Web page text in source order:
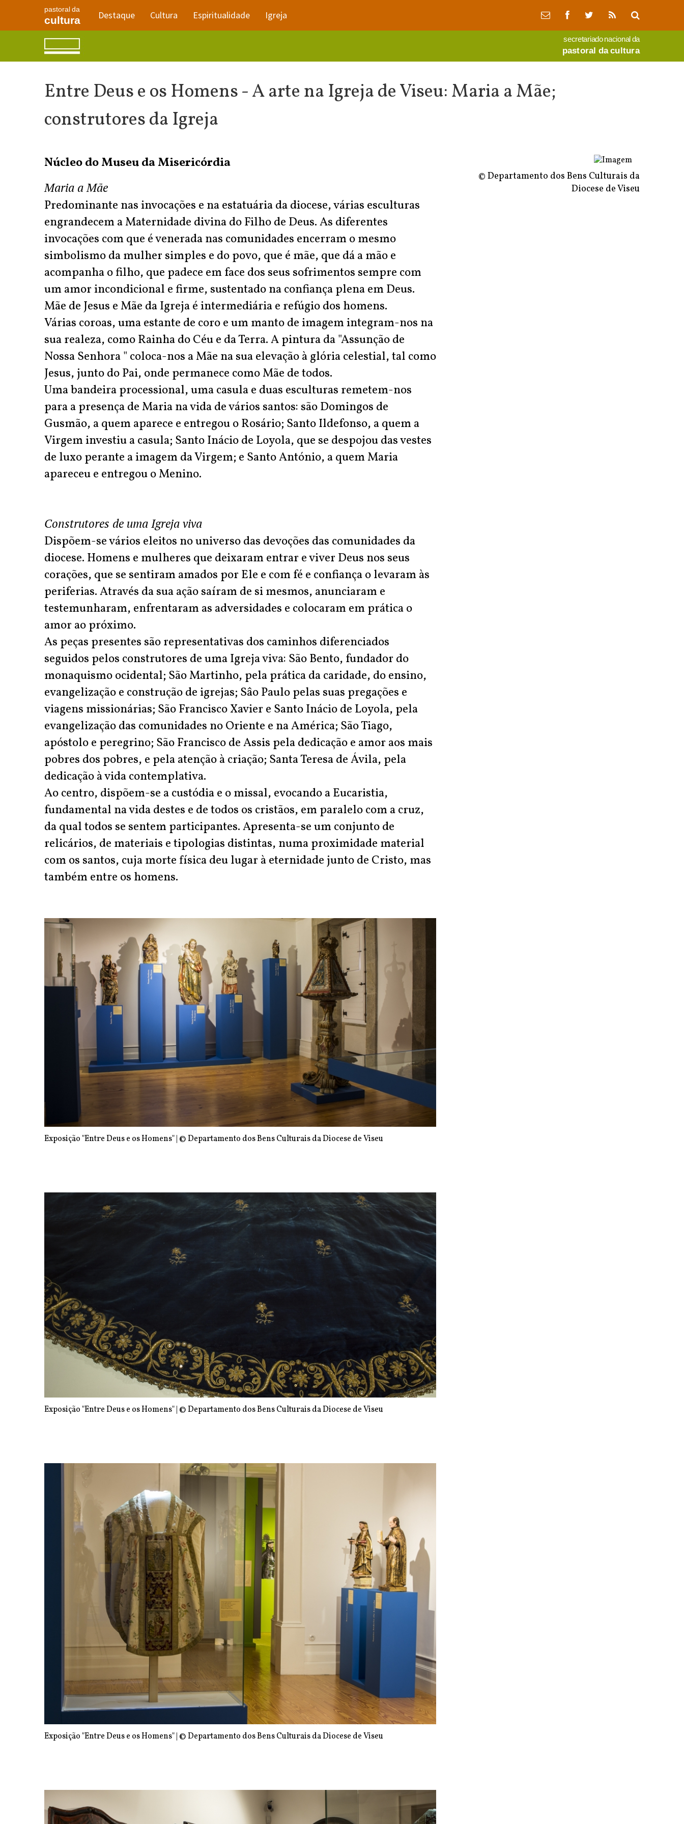
pastoral da
cultura Destaque Cultura Espiritualidade Igreja
secretariado nacional da
pastoral da cultura
Entre Deus e os Homens - A arte na Igreja de Viseu: Maria a Mãe;
construtores da Igreja
Núcleo do Museu da Misericórdia
Maria a Mãe
Predominante nas invocações e na estatuária da diocese, várias esculturas
engrandecem a Maternidade divina do Filho de Deus. As diferentes
invocações com que é venerada nas comunidades encerram o mesmo
simbolismo da mulher simples e do povo, que é mãe, que dá a mão e
acompanha o filho, que padece em face dos seus sofrimentos sempre com
um amor incondicional e firme, sustentado na confiança plena em Deus.
Mãe de Jesus e Mãe da Igreja é intermediária e refúgio dos homens.
Várias coroas, uma estante de coro e um manto de imagem integram-nos na
sua realeza, como Rainha do Céu e da Terra. A pintura da "Assunção de
Nossa Senhora " coloca-nos a Mãe na sua elevação à glória celestial, tal como
Jesus, junto do Pai, onde permanece como Mãe de todos.
Uma bandeira processional, uma casula e duas esculturas remetem-nos
para a presença de Maria na vida de vários santos: são Domingos de
Gusmão, a quem aparece e entregou o Rosário; Santo Ildefonso, a quem a
Virgem investiu a casula; Santo Inácio de Loyola, que se despojou das vestes
de luxo perante a imagem da Virgem; e Santo António, a quem Maria
apareceu e entregou o Menino.
Construtores de uma Igreja viva
Dispõem-se vários eleitos no universo das devoções das comunidades da
diocese. Homens e mulheres que deixaram entrar e viver Deus nos seus
corações, que se sentiram amados por Ele e com fé e confiança o levaram às
periferias. Através da sua ação saíram de si mesmos, anunciaram e
testemunharam, enfrentaram as adversidades e colocaram em prática o
amor ao próximo.
As peças presentes são representativas dos caminhos diferenciados
seguidos pelos construtores de uma Igreja viva: São Bento, fundador do
monaquismo ocidental; São Martinho, pela prática da caridade, do ensino,
evangelização e construção de igrejas; Sâo Paulo pelas suas pregações e
viagens missionárias; São Francisco Xavier e Santo Inácio de Loyola, pela
evangelização das comunidades no Oriente e na América; São Tiago,
apóstolo e peregrino; São Francisco de Assis pela dedicação e amor aos mais
pobres dos pobres, e pela atenção à criação; Santa Teresa de Ávila, pela
dedicação à vida contemplativa.
Ao centro, dispõem-se a custódia e o missal, evocando a Eucaristia,
fundamental na vida destes e de todos os cristãos, em paralelo com a cruz,
da qual todos se sentem participantes. Apresenta-se um conjunto de
relicários, de materiais e tipologias distintas, numa proximidade material
com os santos, cuja morte física deu lugar à eternidade junto de Cristo, mas
também entre os homens.
Exposição "Entre Deus e os Homens" | © Departamento dos Bens Culturais da Diocese de Viseu
Exposição "Entre Deus e os Homens" | © Departamento dos Bens Culturais da Diocese de Viseu
Exposição "Entre Deus e os Homens" | © Departamento dos Bens Culturais da Diocese de Viseu
© Departamento dos Bens Culturais da
Diocese de Viseu